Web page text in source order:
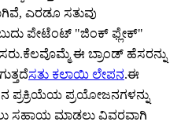
ಎರಡೂ ಸತುವು
ಪೇಟೆಂಟ್ "ಜಿಂಕ್ ಫ್ಲೇಕ್"
ಈ ಬ್ರಾಂಡ್ ಹೆಸರನ್ನು
ಸತು ಕಲಾಯಿ ಲೇಪನ.ಈ
ಪ್ರಕ್ರಿಯೆಯ ಪ್ರಯೋಜನಗಳನ್ನು
ಸಹಾಯ ಮಾಡಲು ವಿವರವಾಗಿ